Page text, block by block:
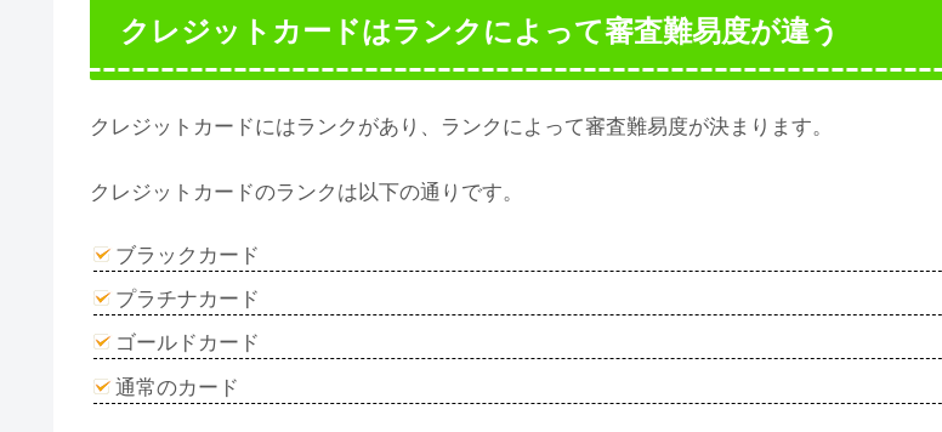
クレジットカードはランクによって審査難易度が違う
クレジットカードにはランクがあり、ランクによって審査難易度が決まります。
クレジットカードのランクは以下の通りです。
ブラックカード
プラチナカード
ゴールドカード
通常のカード